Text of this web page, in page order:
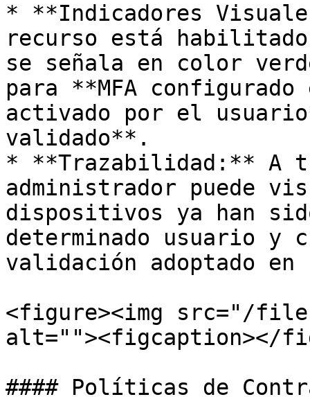
* **Indicadores
recurso está
se señala en color
para **MFA
activado por el
validado**.
* **Trazabilidad:** A
administrador puede
dispositivos ya han
determinado usuario y
validación adoptado
<figure><img src="/files/
alt=""><figcaption></
#### Políticas de